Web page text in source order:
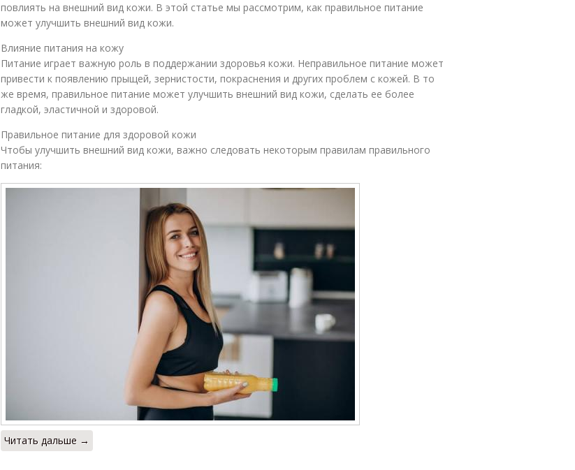
повлиять на внешний вид кожи. В этой статье мы рассмотрим, как правильное питание
может улучшить внешний вид кожи.
Влияние питания на кожу
Питание играет важную роль в поддержании здоровья кожи. Неправильное питание может
привести к появлению прыщей, зернистости, покраснения и других проблем с кожей. В то
же время, правильное питание может улучшить внешний вид кожи, сделать ее более
гладкой, эластичной и здоровой.
Правильное питание для здоровой кожи
Чтобы улучшить внешний вид кожи, важно следовать некоторым правилам правильного
питания:
Читать дальше →